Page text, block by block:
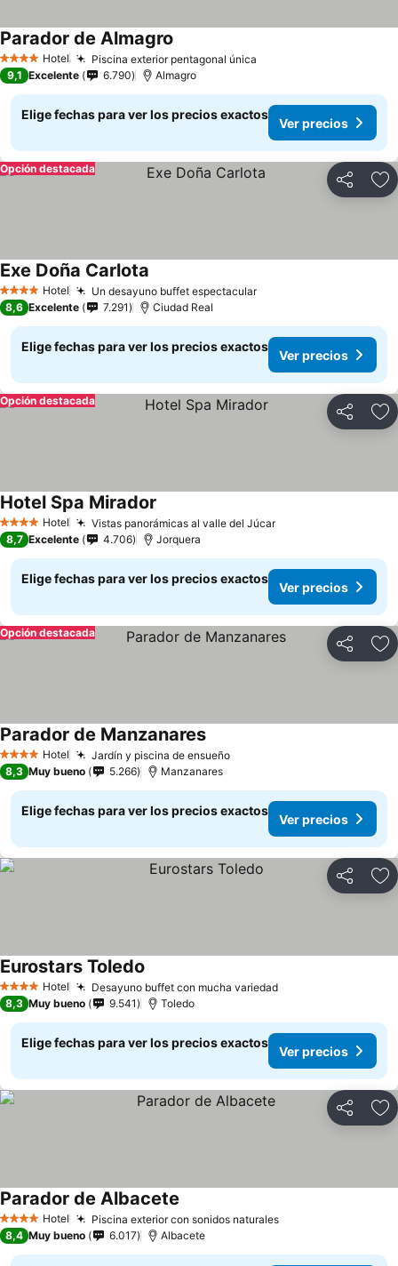
4 EstrellasHotel Piscina exterior pentagonal única
Parador de Almagro
9,1 Excelente 6.790 Almagro
Elige fechas para ver los precios exactos
Ver precios
Compartir
Opción destacada
4 EstrellasHotel Un desayuno buffet espectacularVer precios
Exe Doña Carlota
8,6 Excelente 7.291 Ciudad Real
Elige fechas para ver los precios exactos
Ver precios
Compartir
Opción destacada
4 EstrellasHotel Vistas panorámicas al valle del JúcarVer precios
Hotel Spa Mirador
8,7 Excelente 4.706 Jorquera
Elige fechas para ver los precios exactos
Ver precios
Compartir
Opción destacada
4 EstrellasHotel Jardín y piscina de ensueñoVer precios
Parador de ManzanaresVer precios
8,3 Muy bueno 5.266 Manzanares
Elige fechas para ver los precios exactos
Ver precios
Compartir
4 EstrellasHotel Desayuno buffet con mucha variedadVer precios
Eurostars Toledo
8,3 Muy bueno 9.541 Toledo
Elige fechas para ver los precios exactos
Ver precios
Compartir
4 EstrellasHotel Piscina exterior con sonidos naturalesVer precios
Parador de Albacete
8,4 Muy bueno 6.017 Albacete